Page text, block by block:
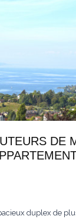
DE
duplex de